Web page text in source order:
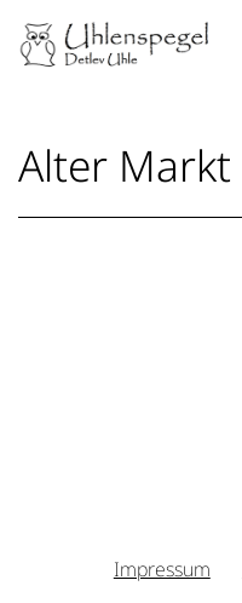
Zum
Inhalt
Alter Markt
Impressum